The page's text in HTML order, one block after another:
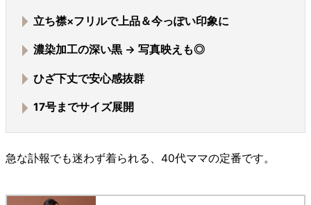
立ち襟×フリルで上品＆今っぽい印象に
濃染加工の深い黒→ 写真映えも◎
ひざ下丈で安心感抜群
17号までサイズ展開
急な訃報でも迷わず着られる、40代ママの定番です。